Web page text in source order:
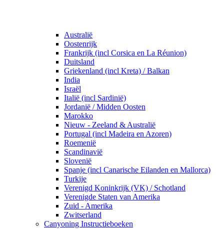
Australië
Oostenrijk
Frankrijk (incl Corsica en La Réunion)
Duitsland
Griekenland (incl Kreta) / Balkan
India
Israël
Italië (incl Sardinië)
Jordanië / Midden Oosten
Marokko
Nieuw - Zeeland & Australië
Portugal (incl Madeira en Azoren)
Roemenië
Scandinavië
Slovenië
Spanje (incl Canarische Eilanden en Mallorca)
Turkije
Verenigd Koninkrijk (VK) / Schotland
Verenigde Staten van Amerika
Zuid - Amerika
Zwitserland
Canyoning Instructieboeken